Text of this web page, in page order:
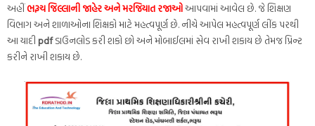
અહીંભરૂચ જિલ્લાની જાહેર અને મરજિયાત રજાઓઆપવામાં આવેલ છે. જે શિક્ષણ
વિભાગ અને શાળાઓના શિક્ષકો માટે મહત્વપૂર્ણ છે. નીચે આપેલ મહત્વપૂર્ણ લીંક પરથી
આ યાદીpdfડાઉનલોડ કરી શકો છો અને મોબાઈલમાં સેવ રાખી શકાય છે તેમજ પ્રિન્ટ
કરીને રાખી શકાય છે.